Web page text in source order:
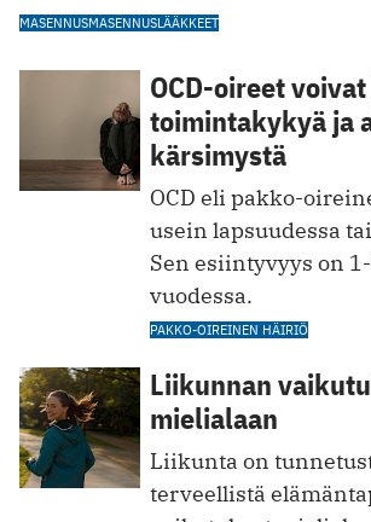
MASENNUSMASENNUSLÄÄKKEET
OCD-oireet
toimintakykyä ja
kärsimystä
OCD eli pakko-
usein lapsuudessa
Sen esiintyvyys on
vuodessa.
PAKKO-OIREINEN HÄIRIÖ
Liikunnan
mielialaan
Liikunta on
terveellistä